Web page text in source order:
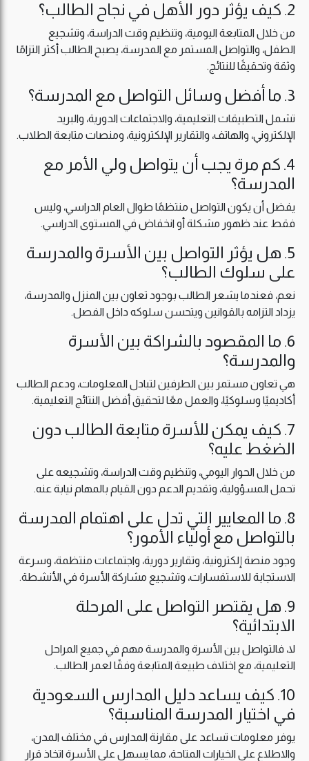
2. كيف يؤثر دور الأهل في نجاح الطالب؟
من خلال المتابعة اليومية، وتنظيم وقت الدراسة، وتشجيع
الطفل، والتواصل المستمر مع المدرسة، يصبح الطالب أكثر التزامًا
وثقة وتحقيقًا للنتائج.
3. ما أفضل وسائل التواصل مع المدرسة؟
تشمل التطبيقات التعليمية، والاجتماعات الدورية، والبريد
الإلكتروني، والهاتف، والتقارير الإلكترونية، ومنصات متابعة الطلاب.
4. كم مرة يجب أن يتواصل ولي الأمر مع
المدرسة؟
يفضل أن يكون التواصل منتظمًا طوال العام الدراسي، وليس
فقط عند ظهور مشكلة أو انخفاض في المستوى الدراسي.
5. هل يؤثر التواصل بين الأسرة والمدرسة
على سلوك الطالب؟
نعم، فعندما يشعر الطالب بوجود تعاون بين المنزل والمدرسة،
يزداد التزامه بالقوانين ويتحسن سلوكه داخل الفصل.
6. ما المقصود بالشراكة بين الأسرة
والمدرسة؟
هي تعاون مستمر بين الطرفين لتبادل المعلومات، ودعم الطالب
أكاديميًا وسلوكيًا، والعمل معًا لتحقيق أفضل النتائج التعليمية.
7. كيف يمكن للأسرة متابعة الطالب دون
الضغط عليه؟
من خلال الحوار اليومي، وتنظيم وقت الدراسة، وتشجيعه على
تحمل المسؤولية، وتقديم الدعم دون القيام بالمهام نيابة عنه.
8. ما المعايير التي تدل على اهتمام المدرسة
بالتواصل مع أولياء الأمور؟
وجود منصة إلكترونية، وتقارير دورية، واجتماعات منتظمة، وسرعة
الاستجابة للاستفسارات، وتشجيع مشاركة الأسرة في الأنشطة.
9. هل يقتصر التواصل على المرحلة
الابتدائية؟
لا، فالتواصل بين الأسرة والمدرسة مهم في جميع المراحل
التعليمية، مع اختلاف طبيعة المتابعة وفقًا لعمر الطالب.
10. كيف يساعد دليل المدارس السعودية
في اختيار المدرسة المناسبة؟
يوفر معلومات تساعد على مقارنة المدارس في مختلف المدن،
والاطلاع على الخيارات المتاحة، مما يسهل على الأسرة اتخاذ قرار